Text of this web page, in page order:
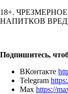
18+.
НАПИТКОВ
Подпишитесь,
ВКонтакте
Telegram
Мах https://